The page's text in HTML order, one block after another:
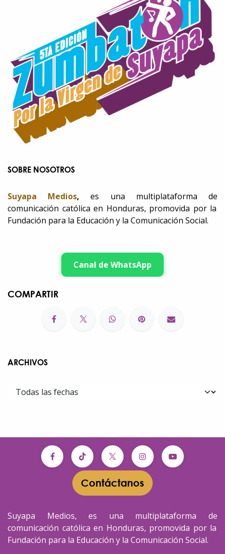
SOBRE NOSOTROS
Suyapa Medios, es una multiplataforma de
comunicación católica en Honduras, promovida por la
Fundación para la Educación y la Comunicación Social.
Canal de WhatsApp
COMPARTIR
ARCHIVOS
Contáctanos​​
Suyapa Medios, es una multiplataforma de
comunicación católica en Honduras, promovida por la
Fundación para la Educación y la Comunicación Social.